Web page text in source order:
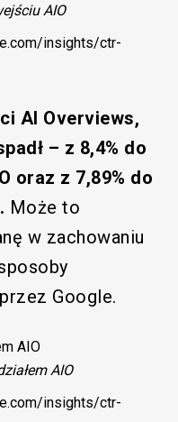
AIO
insights/ctr-
AI Overviews,
– z 8,4% do
oraz z 7,89% do
Może to
w zachowaniu
Google.
AIO
insights/ctr-